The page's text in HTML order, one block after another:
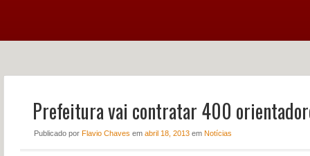
NOTÍCIAS PERFIL
CONTATO
Prefeitura vai contratar 400
Publicado por Flavio Chaves em abril 18, 2013em Notícias